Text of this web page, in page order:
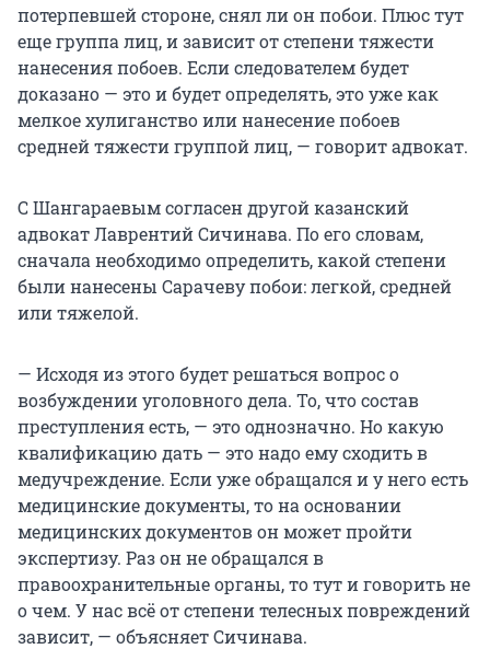
потерпевшей стороне, снял ли он побои. Плюс тут
еще группа лиц, и зависит от степени тяжести
нанесения побоев. Если следователем будет
доказано — это и будет определять, это уже как
мелкое хулиганство или нанесение побоев
средней тяжести группой лиц, — говорит адвокат.
С Шангараевым согласен другой казанский
адвокат Лаврентий Сичинава. По его словам,
сначала необходимо определить, какой степени
были нанесены Сарачеву побои: легкой, средней
или тяжелой.
— Исходя из этого будет решаться вопрос о
возбуждении уголовного дела. То, что состав
преступления есть, — это однозначно. Но какую
квалификацию дать — это надо ему сходить в
медучреждение. Если уже обращался и у него есть
медицинские документы, то на основании
медицинских документов он может пройти
экспертизу. Раз он не обращался в
правоохранительные органы, то тут и говорить не
о чем. У нас всё от степени телесных повреждений
зависит, — объясняет Сичинава.